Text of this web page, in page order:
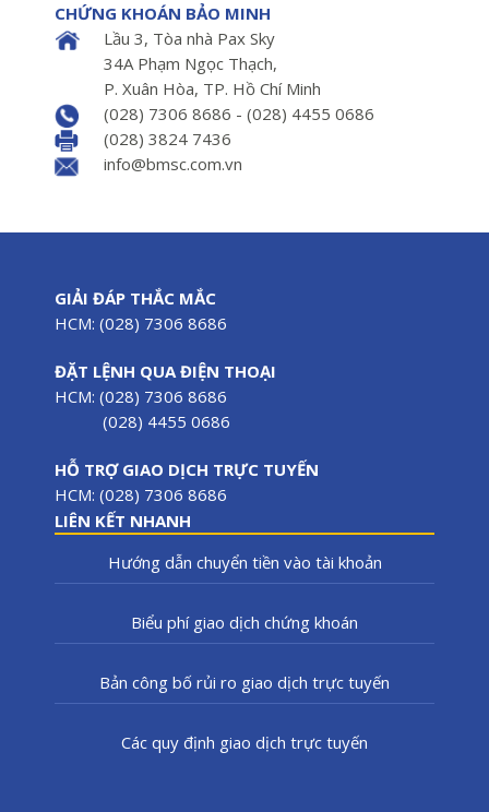
CHỨNG KHOÁN BẢO MINH
Lầu 3, Tòa nhà Pax Sky
34A Phạm Ngọc Thạch,
P. Xuân Hòa, TP. Hồ Chí Minh
(028) 7306 8686 - (028) 4455 0686
(028) 3824 7436
info@bmsc.com.vn
GIẢI ĐÁP THẮC MẮC
HCM: (028) 7306 8686
ĐẶT LỆNH QUA ĐIỆN THOẠI
HCM: (028) 7306 8686
(028) 4455 0686
HỖ TRỢ GIAO DỊCH TRỰC TUYẾN
HCM: (028) 7306 8686
LIÊN KẾT NHANH
Hướng dẫn chuyển tiền vào tài khoản
Biểu phí giao dịch chứng khoán
Bản công bố rủi ro giao dịch trực tuyến
Các quy định giao dịch trực tuyến